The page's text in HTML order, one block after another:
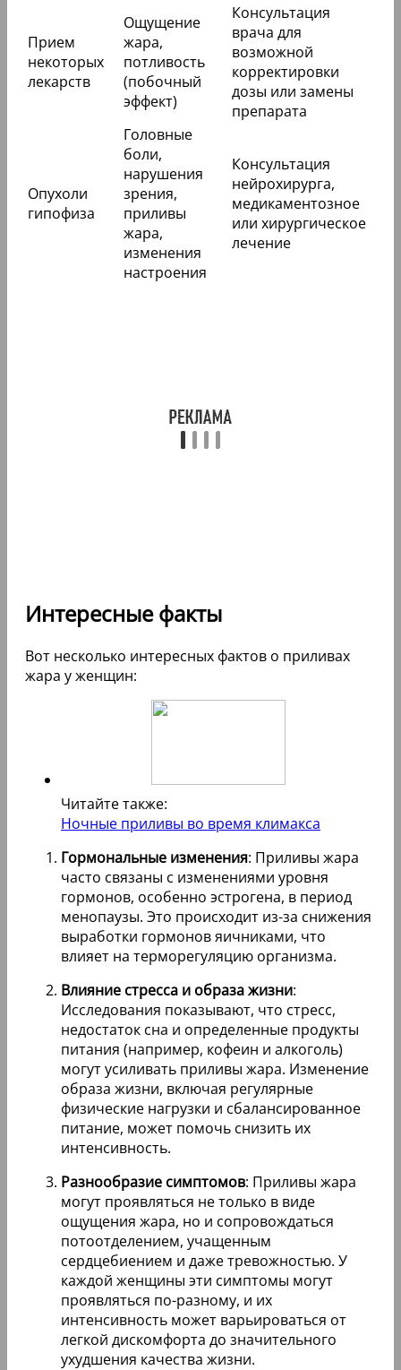
Прием
некоторых
лекарств
Ощущение
жара,
потливость
(побочный
эффект)
Консультация
врача для
возможной
корректировки
дозы или замены
препарата
Опухоли
гипофиза
Головные
боли,
нарушения
зрения,
приливы
жара,
изменения
настроения
Консультация
нейрохирурга,
медикаментозное
или хирургическое
лечение
Интересные факты
Вот несколько интересных фактов о приливах
жара у женщин:
Читайте также:
Ночные приливы во время климакса
Гормональные изменения: Приливы жара
часто связаны с изменениями уровня
гормонов, особенно эстрогена, в период
менопаузы. Это происходит из-за снижения
выработки гормонов яичниками, что
влияет на терморегуляцию организма.
Влияние стресса и образа жизни:
Исследования показывают, что стресс,
недостаток сна и определенные продукты
питания (например, кофеин и алкоголь)
могут усиливать приливы жара. Изменение
образа жизни, включая регулярные
физические нагрузки и сбалансированное
питание, может помочь снизить их
интенсивность.
Разнообразие симптомов: Приливы жара
могут проявляться не только в виде
ощущения жара, но и сопровождаться
потоотделением, учащенным
сердцебиением и даже тревожностью. У
каждой женщины эти симптомы могут
проявляться по-разному, и их
интенсивность может варьироваться от
легкой дискомфорта до значительного
ухудшения качества жизни.